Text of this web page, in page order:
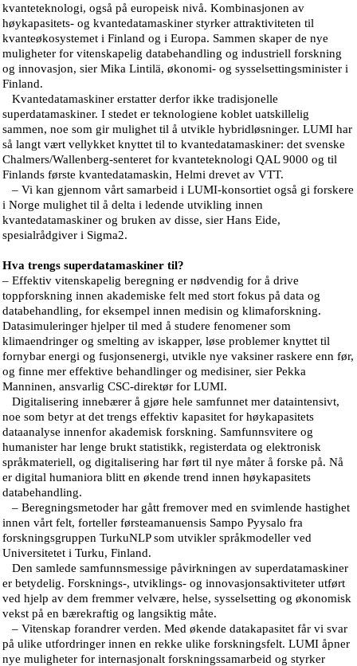
kvanteteknologi, også på europeisk nivå. Kombinasjonen av
høykapasitets- og kvantedatamaskiner styrker attraktiviteten til
kvanteøkosystemet i Finland og i Europa. Sammen skaper de nye
muligheter for vitenskapelig databehandling og industriell forskning
og innovasjon, sier Mika Lintilä, økonomi- og sysselsettingsminister i
Finland.
Kvantedatamaskiner erstatter derfor ikke tradisjonelle
superdatamaskiner. I stedet er teknologiene koblet uatskillelig
sammen, noe som gir mulighet til å utvikle hybridløsninger. LUMI har
så langt vært vellykket knyttet til to kvantedatamaskiner: det svenske
Chalmers/Wallenberg-senteret for kvanteteknologi QAL 9000 og til
Finlands første kvantedatamaskin, Helmi drevet av VTT.
– Vi kan gjennom vårt samarbeid i LUMI-konsortiet også gi forskere
i Norge mulighet til å delta i ledende utvikling innen
kvantedatamaskiner og bruken av disse, sier Hans Eide,
spesialrådgiver i Sigma2.
Hva trengs superdatamaskiner til?
– Effektiv vitenskapelig beregning er nødvendig for å drive
toppforskning innen akademiske felt med stort fokus på data og
databehandling, for eksempel innen medisin og klimaforskning.
Datasimuleringer hjelper til med å studere fenomener som
klimaendringer og smelting av iskapper, løse problemer knyttet til
fornybar energi og fusjonsenergi, utvikle nye vaksiner raskere enn før,
og finne mer effektive behandlinger og medisiner, sier Pekka
Manninen, ansvarlig CSC-direktør for LUMI.
Digitalisering innebærer å gjøre hele samfunnet mer dataintensivt,
noe som betyr at det trengs effektiv kapasitet for høykapasitets
dataanalyse innenfor akademisk forskning. Samfunnsvitere og
humanister har lenge brukt statistikk, registerdata og elektronisk
språkmateriell, og digitalisering har ført til nye måter å forske på. Nå
er digital humaniora blitt en økende trend innen høykapasitets
databehandling.
– Beregningsmetoder har gått fremover med en svimlende hastighet
innen vårt felt, forteller førsteamanuensis Sampo Pyysalo fra
forskningsgruppen TurkuNLP som utvikler språkmodeller ved
Universitetet i Turku, Finland.
Den samlede samfunnsmessige påvirkningen av superdatamaskiner
er betydelig. Forsknings-, utviklings- og innovasjonsaktiviteter utført
ved hjelp av dem fremmer velvære, helse, sysselsetting og økonomisk
vekst på en bærekraftig og langsiktig måte.
– Vitenskap forandrer verden. Med økende datakapasitet får vi svar
på ulike utfordringer innen en rekke ulike forskningsfelt. LUMI åpner
nye muligheter for internasjonalt forskningssamarbeid og styrker